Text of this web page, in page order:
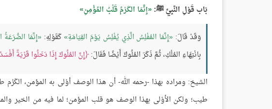
بَاب قَوْلِ النَّبِيِّ ﷺ: إِنَّمَا الكَرْمُ قَلْبُ المُؤْمِنِ
وَقَدْ قَالَ: إِنَّمَا المُفْلِسُ الَّذِي يُفْلِسُ يَوْمَ القِيَامَةِ كَقَوْلِهِ: إِنَّمَا
بِانْتِهَاءِ المُلْكِ، ثُمَّ ذَكَرَ المُلُوكَ أَيْضًا فَقَالَ: إِنَّ المُلُوكَ إِذَا دَخَلُوا قَرْيَةً
الشيخ: ومراده بهذا -رحمه الله- أن هذا الوصف أوْلى به المؤمن،
طيب؛ ولكن الأوْلى بهذا الوصف هو قلب المؤمن؛ لما فيه من الخير